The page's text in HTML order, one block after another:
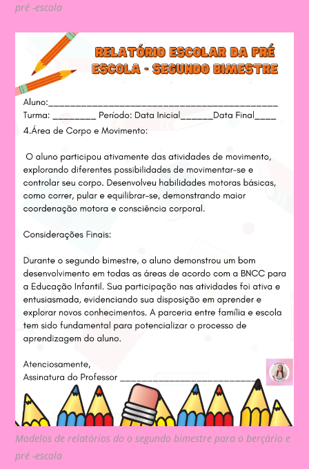
pré -escola
Modelos de relatórios do o segundo bimestre para o berçário e
pré -escola